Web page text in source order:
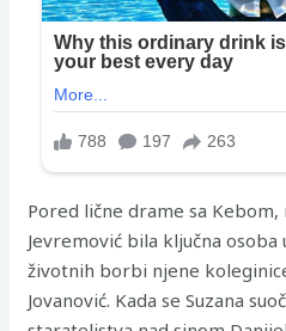
Pored lične drame sa
Jevremović bila ključna
životnih borbi njene
Jovanović. Kada se Suzana